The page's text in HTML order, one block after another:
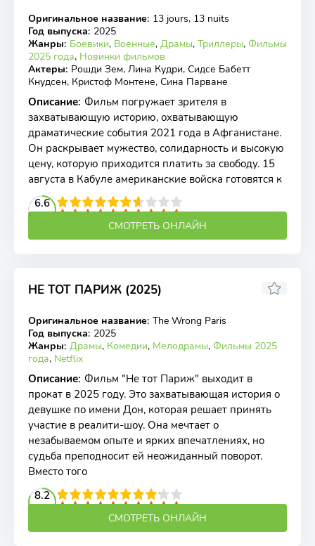
TS
Оригинальное название: 13 jours, 13 nuits
Год выпуска: 2025
Жанры: Боевики, Военные, Драмы, Триллеры, Фильмы
2025 года, Новинки фильмов
Актеры: Рошди Зем, Лина Кудри, Сидсе Бабетт
Кнудсен, Кристоф Монтене, Сина Парване
Описание: Фильм погружает зрителя в
захватывающую историю, охватывающую
драматические события 2021 года в Афганистане.
Он раскрывает мужество, солидарность и высокую
цену, которую приходится платить за свободу. 15
августа в Кабуле американские войска готовятся к
6.6
4 5 6 7 8 9 10
СМОТРЕТЬ ОНЛАЙН
НЕ ТОТ ПАРИЖ (2025)
WEB-DL
Оригинальное название: The Wrong Paris
Год выпуска: 2025
Жанры: Драмы, Комедии, Мелодрамы, Фильмы 2025
года, Netflix
Описание: Фильм "Не тот Париж" выходит в
прокат в 2025 году. Это захватывающая история о
девушке по имени Дон, которая решает принять
участие в реалити-шоу. Она мечтает о
незабываемом опыте и ярких впечатлениях, но
судьба преподносит ей неожиданный поворот.
Вместо того
8.2
4 5 6 7 8 9 10
СМОТРЕТЬ ОНЛАЙН